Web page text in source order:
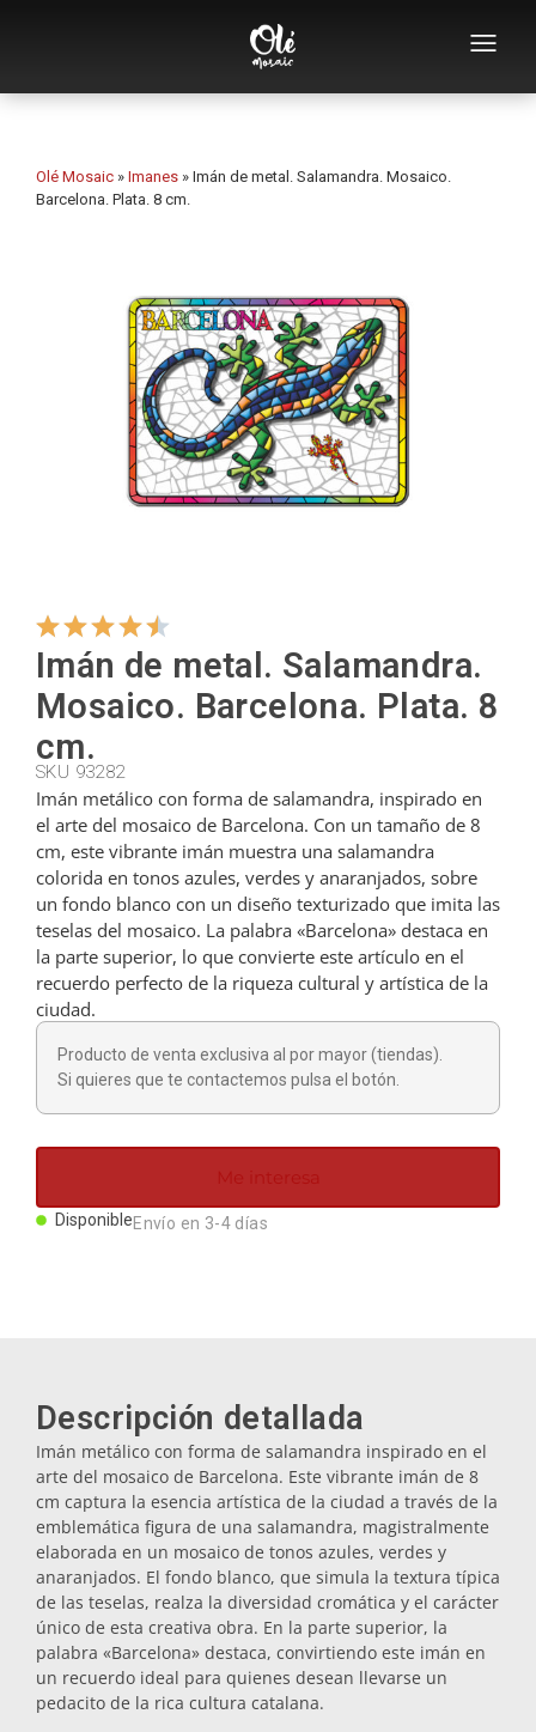
Empresa
Abridores
Tazas
Bols
Colgadores
Cortadores
Cucharones
Dedales
Imanes
Llaveros
Posavasos
Tapones
Aceiteras
Salvamanteles
Olé Mosaic » Imanes » Imán de metal. Salamandra. Mosaico.
Barcelona. Plata. 8 cm.
Imán de metal. Salamandra.
Mosaico. Barcelona. Plata. 8
cm.
SKU 93282
Imán metálico con forma de salamandra, inspirado en
el arte del mosaico de Barcelona. Con un tamaño de 8
cm, este vibrante imán muestra una salamandra
colorida en tonos azules, verdes y anaranjados, sobre
un fondo blanco con un diseño texturizado que imita las
teselas del mosaico. La palabra «Barcelona» destaca en
la parte superior, lo que convierte este artículo en el
recuerdo perfecto de la riqueza cultural y artística de la
ciudad.
Producto de venta exclusiva al por mayor (tiendas).
Si quieres que te contactemos pulsa el botón.
Me interesa
DisponibleEnvío en 3-4 días
Descripción detallada
Imán metálico con forma de salamandra inspirado en el
arte del mosaico de Barcelona. Este vibrante imán de 8
cm captura la esencia artística de la ciudad a través de la
emblemática figura de una salamandra, magistralmente
elaborada en un mosaico de tonos azules, verdes y
anaranjados. El fondo blanco, que simula la textura típica
de las teselas, realza la diversidad cromática y el carácter
único de esta creativa obra. En la parte superior, la
palabra «Barcelona» destaca, convirtiendo este imán en
un recuerdo ideal para quienes desean llevarse un
pedacito de la rica cultura catalana.